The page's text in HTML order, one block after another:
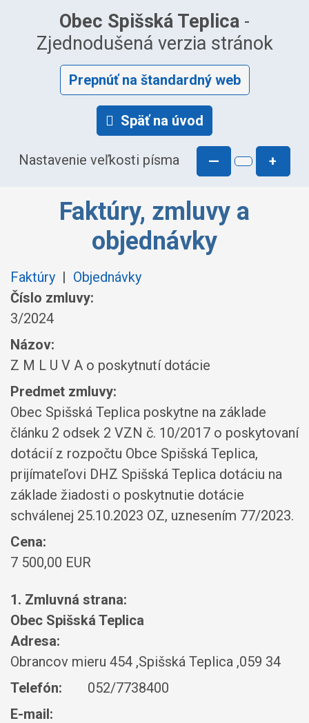
Obec Spišská Teplica -
Zjednodušená verzia stránok
Prepnúť na štandardný web
Späť na úvod
Nastavenie veľkosti písma — +
Faktúry, zmluvy a
objednávky
Faktúry | Objednávky
Číslo zmluvy:
3/2024
Názov:
Z M L U V A o poskytnutí dotácie
Predmet zmluvy:
Obec Spišská Teplica poskytne na základe
článku 2 odsek 2 VZN č. 10/2017 o poskytovaní
dotácií z rozpočtu Obce Spišská Teplica,
prijímateľovi DHZ Spišská Teplica dotáciu na
základe žiadosti o poskytnutie dotácie
schválenej 25.10.2023 OZ, uznesením 77/2023.
Cena:
7 500,00 EUR
1. Zmluvná strana:
Obec Spišská Teplica
Adresa:
Obrancov mieru 454 ,Spišská Teplica ,059 34
Telefón:
052/7738400
E-mail: